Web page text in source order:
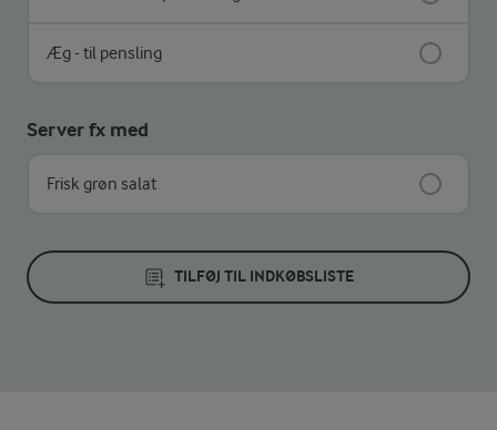
Æg - til pensling
Server fx med
Frisk grøn salat
TILFØJ TIL INDKØBSLISTE